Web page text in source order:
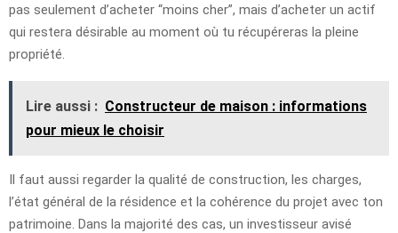
pas seulement d’acheter “moins cher”, mais d’acheter un actif
qui restera désirable au moment où tu récupéreras la pleine
propriété.
Lire aussi : Constructeur de maison : informations
pour mieux le choisir
Il faut aussi regarder la qualité de construction, les charges,
l’état général de la résidence et la cohérence du projet avec ton
patrimoine. Dans la majorité des cas, un investisseur avisé